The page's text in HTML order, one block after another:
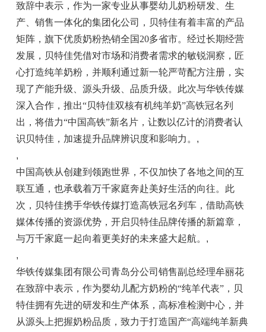
致辞中表示，作为一家专业从事婴幼儿奶粉研发、生
产、销售一体化的集团化公司，贝特佳有着丰富的产品
矩阵，旗下优质奶粉热销全国20多省市。经过长期经营
发展，贝特佳凭借对市场和消费者需求的敏锐洞察，匠
心打造纯羊奶粉，并顺利通过新一轮严苛配方注册，实
现了产能升级、源头升级、品质升级。此次与华铁传媒
深入合作，推出“贝特佳双核有机纯羊奶”高铁冠名列
出，将借力“中国高铁”新名片，让数以亿计的消费者认
识贝特佳，加速提升品牌辨识度和影响力。 ,
,
中国高铁从创建到领跑世界，不仅加快了各地之间的互
联互通，也承载着万千家庭奔赴美好生活的向往。此
次，贝特佳携手华铁传媒打造高铁冠名列车，借助高铁
媒体传播的资源优势，开启贝特佳品牌传播的新篇章，
与万千家庭一起向着更美好的未来盛大起航。 ,
,
华铁传媒集团有限公司青岛分公司销售副总经理牟丽花
在致辞中表示，作为婴幼儿配方奶粉的“纯羊代表”，贝
特佳拥有先进的研发和生产体系，高标准检测中心，并
从源头上把握奶粉品质，致力于打造国产“高端纯羊新典